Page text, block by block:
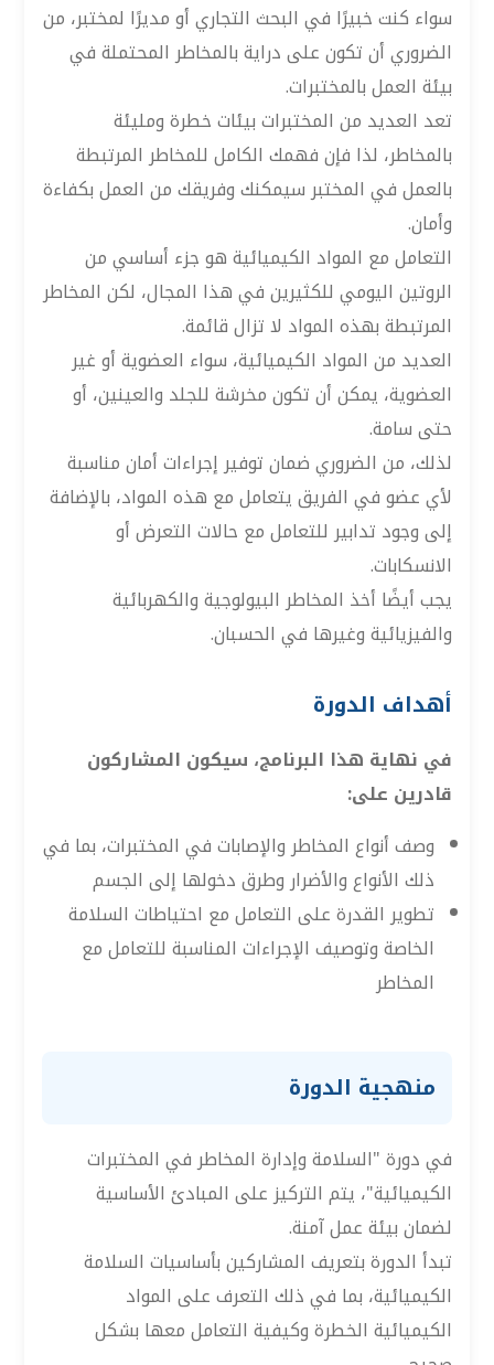
سواء كنت خبيرًا في البحث التجاري أو مديرًا لمختبر، من
الضروري أن تكون على دراية بالمخاطر المحتملة في
بيئة العمل بالمختبرات.
تعد العديد من المختبرات بيئات خطرة ومليئة
بالمخاطر، لذا فإن فهمك الكامل للمخاطر المرتبطة
بالعمل في المختبر سيمكنك وفريقك من العمل بكفاءة
وأمان.
التعامل مع المواد الكيميائية هو جزء أساسي من
الروتين اليومي للكثيرين في هذا المجال، لكن المخاطر
المرتبطة بهذه المواد لا تزال قائمة.
العديد من المواد الكيميائية، سواء العضوية أو غير
العضوية، يمكن أن تكون مخرشة للجلد والعينين، أو
حتى سامة.
لذلك، من الضروري ضمان توفير إجراءات أمان مناسبة
لأي عضو في الفريق يتعامل مع هذه المواد، بالإضافة
إلى وجود تدابير للتعامل مع حالات التعرض أو
الانسكابات.
يجب أيضًا أخذ المخاطر البيولوجية والكهربائية
والفيزيائية وغيرها في الحسبان.
أهداف الدورة
في نهاية هذا البرنامج، سيكون المشاركون
قادرين على:
وصف أنواع المخاطر والإصابات في المختبرات، بما في
ذلك الأنواع والأضرار وطرق دخولها إلى الجسم
تطوير القدرة على التعامل مع احتياطات السلامة
الخاصة وتوصيف الإجراءات المناسبة للتعامل مع
المخاطر
منهجية الدورة
في دورة "السلامة وإدارة المخاطر في المختبرات
الكيميائية"، يتم التركيز على المبادئ الأساسية
لضمان بيئة عمل آمنة.
تبدأ الدورة بتعريف المشاركين بأساسيات السلامة
الكيميائية، بما في ذلك التعرف على المواد
الكيميائية الخطرة وكيفية التعامل معها بشكل